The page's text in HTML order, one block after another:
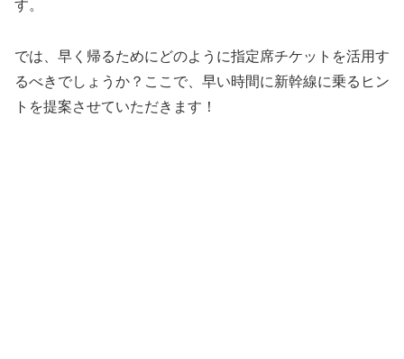
す。
では、早く帰るためにどのように指定席チケットを活用す
るべきでしょうか？ここで、早い時間に新幹線に乗るヒン
トを提案させていただきます！